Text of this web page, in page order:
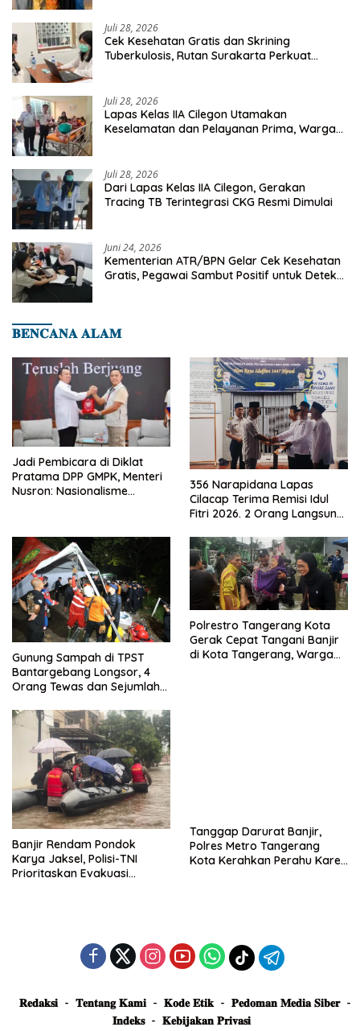
Juli 28, 2026
Cek Kesehatan Gratis dan Skrining
Tuberkulosis, Rutan Surakarta Perkuat
Juli 28, 2026
Lapas Kelas IIA Cilegon Utamakan
Keselamatan dan Pelayanan Prima, Warga
Juli 28, 2026
Dari Lapas Kelas IIA Cilegon, Gerakan
Tracing TB Terintegrasi CKG Resmi Dimulai
Juni 24, 2026
Kementerian ATR/BPN Gelar Cek Kesehatan
Gratis, Pegawai Sambut Positif untuk Deteksi
𝐁𝐄𝐍𝐂𝐀𝐍𝐀 𝐀𝐋𝐀𝐌
Jadi Pembicara di Diklat
Pratama DPP GMPK, Menteri
Nusron: Nasionalisme
356 Narapidana Lapas
Cilacap Terima Remisi Idul
Fitri 2026. 2 Orang Langsung
Gunung Sampah di TPST
Bantargebang Longsor, 4
Orang Tewas dan Sejumlah
Polrestro Tangerang Kota
Gerak Cepat Tangani Banjir
di Kota Tangerang, Warga
Banjir Rendam Pondok
Karya Jaksel, Polisi-TNI
Prioritaskan Evakuasi
Tanggap Darurat Banjir,
Polres Metro Tangerang
Kota Kerahkan Perahu Karet
𝐑𝐞𝐝𝐚𝐤𝐬𝐢 𝐓𝐞𝐧𝐭𝐚𝐧𝐠 𝐊𝐚𝐦𝐢 𝐊𝐨𝐝𝐞 𝐄𝐭𝐢𝐤
𝐏𝐞𝐝𝐨𝐦𝐚𝐧 𝐌𝐞𝐝𝐢𝐚 𝐒𝐢𝐛𝐞𝐫
𝐈𝐧𝐝𝐞𝐤𝐬
𝐊𝐞𝐛𝐢𝐣𝐚𝐤𝐚𝐧 𝐏𝐫𝐢𝐯𝐚𝐬𝐢